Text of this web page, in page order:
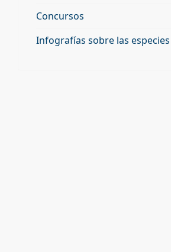
Concursos
Infografías sobre las especies